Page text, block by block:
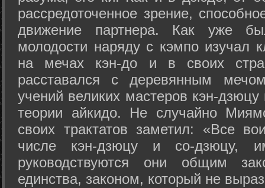
рассредоточенное зрение,
движение партнера. Как уже
молодости наряду с кэмпо изучал
на мечах кэн-до и в своих
расставался с деревянным
учений великих мастеров кэн-
теории айкидо. Не случайно
своих трактатов заметил: «Все
числе кэн-дзюцу и со-дзюцу,
руководствуются они общим
единства, законом, который не